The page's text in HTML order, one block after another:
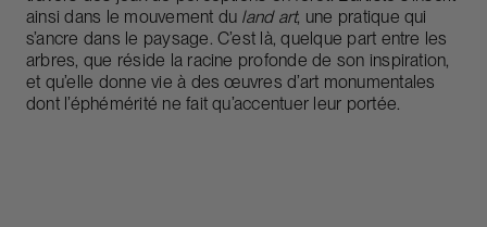
ainsi dans le mouvement du land art, une pratique qui
s’ancre dans le paysage. C’est là, quelque part entre les
arbres, que réside la racine profonde de son inspiration,
et qu’elle donne vie à des œuvres d’art monumentales
dont l’éphémérité ne fait qu’accentuer leur portée.